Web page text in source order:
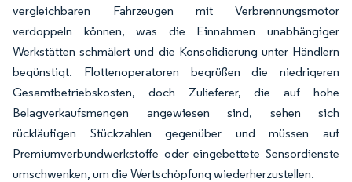
vergleichbaren Fahrzeugen mit Verbrennungsmotor
verdoppeln können, was die Einnahmen unabhängiger
Werkstätten schmälert und die Konsolidierung unter Händlern
begünstigt. Flottenoperatoren begrüßen die niedrigeren
Gesamtbetriebskosten, doch Zulieferer, die auf hohe
Belagverkaufsmengen angewiesen sind, sehen sich
rückläufigen Stückzahlen gegenüber und müssen auf
Premiumverbundwerkstoffe oder eingebettete Sensordienste
umschwenken, um die Wertschöpfung wiederherzustellen.